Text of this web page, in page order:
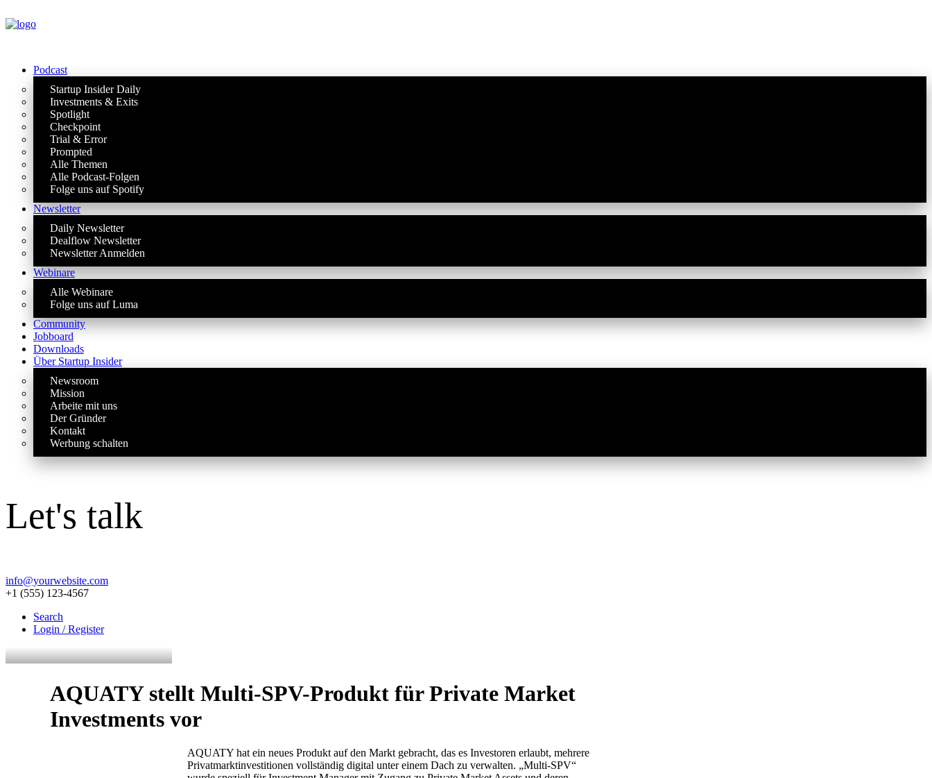
Podcast
Startup Insider Daily
Investments & Exits
Spotlight
Checkpoint
Trial & Error
Prompted
Alle Themen
Alle Podcast-Folgen
Folge uns auf Spotify
Newsletter
Daily Newsletter
Dealflow Newsletter
Newsletter Anmelden
Webinare
Alle Webinare
Folge uns auf Luma
Community
Jobboard
Downloads
Über Startup Insider
Newsroom
Mission
Arbeite mit uns
Der Gründer
Kontakt
Werbung schalten
Let's talk
info@yourwebsite.com
+1 (555) 123-4567
Search
Login / Register
AQUATY stellt Multi-SPV-Produkt für Private Market
Investments vor
AQUATY hat ein neues Produkt auf den Markt gebracht, das es Investoren erlaubt, mehrere
Privatmarktinvestitionen vollständig digital unter einem Dach zu verwalten. „Multi-SPV“